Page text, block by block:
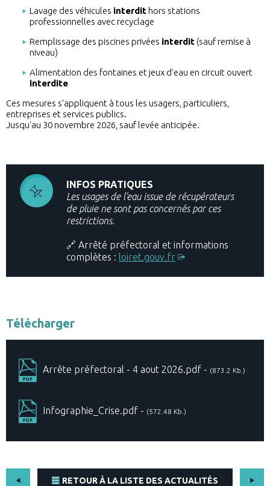
Lavage des véhicules interdit hors stations
professionnelles avec recyclage
Remplissage des piscines privées interdit (sauf remise à
niveau)
Alimentation des fontaines et jeux d'eau en circuit ouvert
interdite
Ces mesures s'appliquent à tous les usagers, particuliers,
entreprises et services publics.
Jusqu'au 30 novembre 2026, sauf levée anticipée.
INFOS PRATIQUES
Les usages de l'eau issue de récupérateurs
de pluie ne sont pas concernés par ces
restrictions.
🔗 Arrêté préfectoral et informations
complètes : loiret.gouv.fr
Télécharger
Arrête préfectoral - 4 aout 2026.pdf - (873.2 Kb.)
Infographie_Crise.pdf - (572.48 Kb.)
RETOUR À LA LISTE DES ACTUALITÉS